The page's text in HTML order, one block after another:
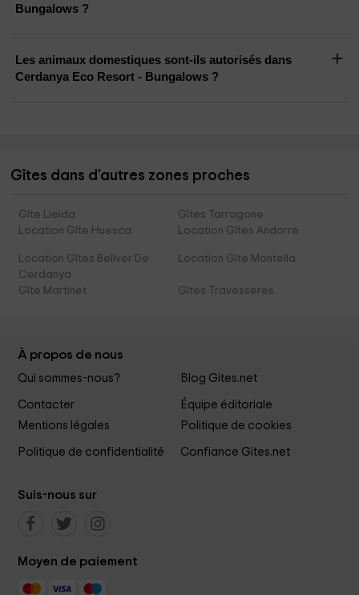
Bungalows ?
Les animaux domestiques sont-ils autorisés dans
Cerdanya Eco Resort - Bungalows ?
Gîtes dans d'autres zones proches
Gîte Lleida
Gîtes Tarragone
Location Gîte Huesca
Location Gîtes Andorre
Location Gîtes Bellver De
Cerdanya
Location Gîte Montella
Gîte Martinet Gîtes Travesseres
À propos de nous
Qui sommes-nous? Blog Gites.net
Contacter
Équipe éditoriale
Mentions légales
Politique de cookies
Politique de confidentialité Confiance Gites.net
Suis-nous sur
Moyen de paiement